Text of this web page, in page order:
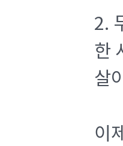
2.
한
살
이